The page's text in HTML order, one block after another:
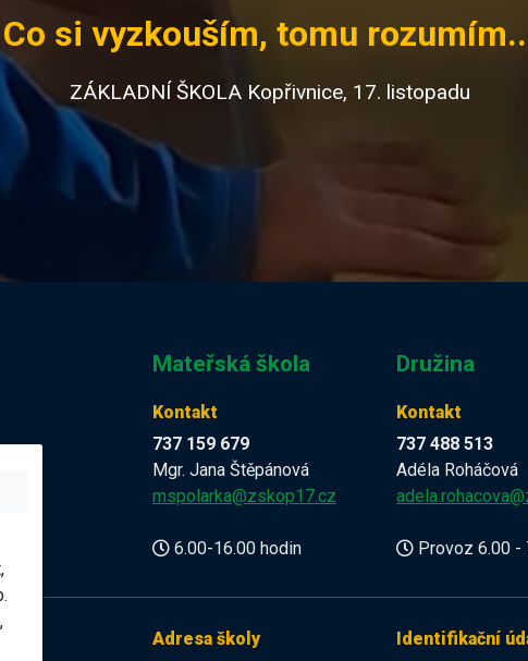
Co si vyzkouším, tomu
ZÁKLADNÍ ŠKOLA Kopřivnice, 17. listopadu
Mateřská škola
Kontakt
737 159 679
Mgr. Jana Štěpánová
mspolarka@zskop17.cz
6.00-16.00 hodin
Družina
Kontakt
737 488 513
Adéla Roháčová
Provoz 6.00 -
Adresa školy Identifikační